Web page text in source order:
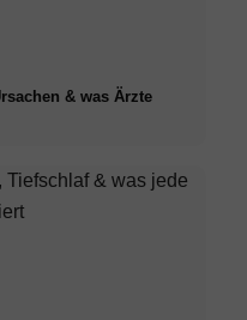
& was Ärzte